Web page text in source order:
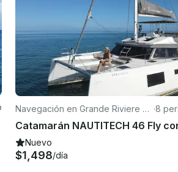
Navegación en Grande Riviere N
oire
·8
Nuevo
$1,498/día